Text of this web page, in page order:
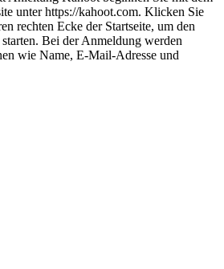
unter https://kahoot.com. Klicken Sie
rechten Ecke der Startseite, um den
Bei der Anmeldung werden
wie Name, E-Mail-Adresse und